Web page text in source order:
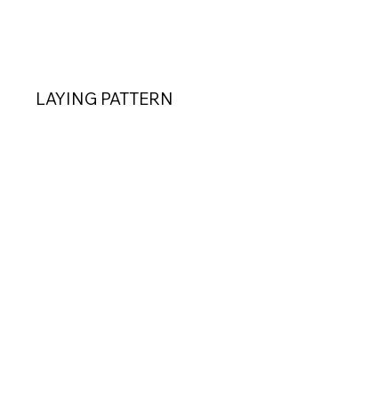
LAYING PATTERN